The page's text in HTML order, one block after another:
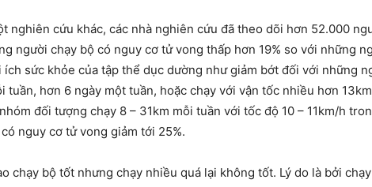
nghiên cứu khác, các nhà nghiên cứu đã theo dõi hơn 52.000
người chạy bộ có nguy cơ tử vong thấp hơn 19% so với những
ích sức khỏe của tập thể dục dường như giảm bớt đối với những
tuần, hơn 6 ngày một tuần, hoặc chạy với vận tốc nhiều hơn
đối tượng chạy 8 – 31km mỗi tuần với tốc độ 10 – 11km/h
nguy cơ tử vong giảm tới 25%.
chạy bộ tốt nhưng chạy nhiều quá lại không tốt. Lý do là bởi